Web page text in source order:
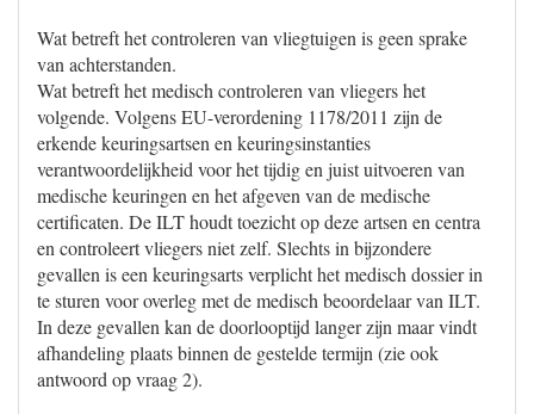
Wat betreft het controleren van vliegtuigen is geen sprake
van achterstanden.
Wat betreft het medisch controleren van vliegers het
volgende. Volgens EU-verordening 1178/2011 zijn de
erkende keuringsartsen en keuringsinstanties
verantwoordelijkheid voor het tijdig en juist uitvoeren van
medische keuringen en het afgeven van de medische
certificaten. De ILT houdt toezicht op deze artsen en centra
en controleert vliegers niet zelf. Slechts in bijzondere
gevallen is een keuringsarts verplicht het medisch dossier in
te sturen voor overleg met de medisch beoordelaar van ILT.
In deze gevallen kan de doorlooptijd langer zijn maar vindt
afhandeling plaats binnen de gestelde termijn (zie ook
antwoord op vraag 2).